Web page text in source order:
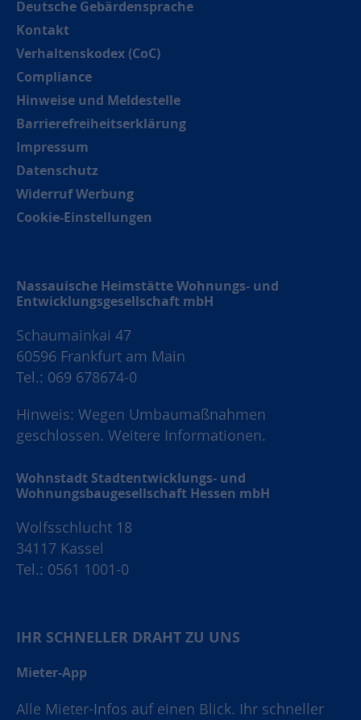
Deutsche Gebärdensprache
Kontakt
Verhaltenskodex (CoC)
Compliance
Hinweise und Meldestelle
Barrierefreiheitserklärung
Impressum
Datenschutz
Widerruf Werbung
Cookie-Einstellungen
Nassauische Heimstätte Wohnungs- und
Entwicklungsgesellschaft mbH
Schaumainkai 47
60596 Frankfurt am Main
Tel.: 069 678674-0
Hinweis: Wegen Umbaumaßnahmen
geschlossen. Weitere Informationen.
Wohnstadt Stadtentwicklungs- und
Wohnungsbaugesellschaft Hessen mbH
Wolfsschlucht 18
34117 Kassel
Tel.: 0561 1001-0
IHR SCHNELLER DRAHT ZU UNS
Mieter-App
Alle Mieter-Infos auf einen Blick. Ihr schneller